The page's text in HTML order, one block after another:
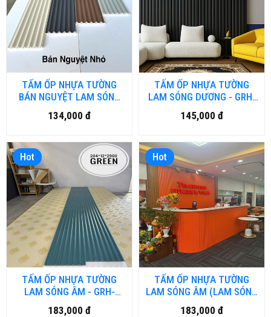
TẤM ỐP NHỰA TƯỜNG
BÁN NGUYỆT LAM SÓNG
ÂM BẢN NHỎ - AP
134,000 đ
TẤM ỐP NHỰA TƯỜNG
LAM SÓNG DƯƠNG - GRH-
SD.HM (LAM SÓNG BÁN
NGUYỆT)
145,000 đ
Hot
TẤM ỐP NHỰA TƯỜNG
LAM SÓNG ÂM - GRH-
SA.HM
183,000 đ
Hot
TẤM ỐP NHỰA TƯỜNG
LAM SÓNG ÂM (LAM SÓNG
LÕM) - NTKTH- SA.HM
183,000 đ